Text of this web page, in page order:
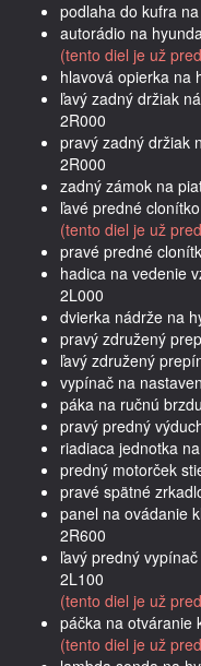
podlaha do kufra
autorádio na
(tento diel je už
hlavová opierka na
ľavý zadný držiak
2R000
pravý zadný držiak
2R000
zadný zámok na
ľavé predné
(tento diel je už
pravé predné
hadica na vedenie
2L000
dvierka nádrže na
pravý združený
ľavý združený
vypínač na
páka na ručnú
pravý predný
riadiaca jednotka
predný motorček
pravé spätné
panel na ovádanie
2R600
ľavý predný
2L100
(tento diel je už
páčka na otváranie
(tento diel je už